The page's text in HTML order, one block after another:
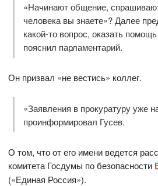
«Начинают общение,
человека вы знаете»? Далее
какой-то вопрос, оказать
пояснил парламентарий.
Он призвал «не вестись» коллег.
«Заявления в прокуратуру уже
проинформировал Гусев.
О том, что от его имени ведется
комитета Госдумы по безопасности
(«Единая Россия»).